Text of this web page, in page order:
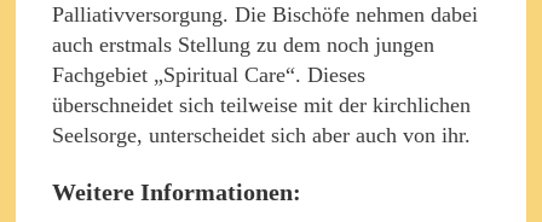
Palliativversorgung. Die Bischöfe nehmen dabei
auch erstmals Stellung zu dem noch jungen
Fachgebiet „Spiritual Care“. Dieses
überschneidet sich teilweise mit der kirchlichen
Seelsorge, unterscheidet sich aber auch von ihr.
Weitere Informationen: